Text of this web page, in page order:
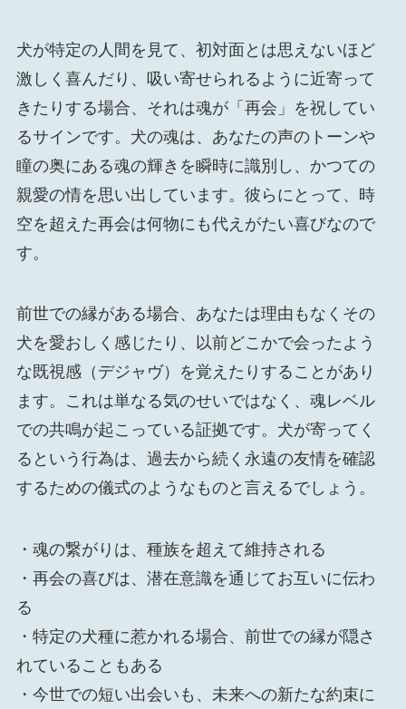
犬が特定の人間を見て、初対面とは思えないほど
激しく喜んだり、吸い寄せられるように近寄って
きたりする場合、それは魂が「再会」を祝してい
るサインです。犬の魂は、あなたの声のトーンや
瞳の奥にある魂の輝きを瞬時に識別し、かつての
親愛の情を思い出しています。彼らにとって、時
空を超えた再会は何物にも代えがたい喜びなので
す。
前世での縁がある場合、あなたは理由もなくその
犬を愛おしく感じたり、以前どこかで会ったよう
な既視感（デジャヴ）を覚えたりすることがあり
ます。これは単なる気のせいではなく、魂レベル
での共鳴が起こっている証拠です。犬が寄ってく
るという行為は、過去から続く永遠の友情を確認
するための儀式のようなものと言えるでしょう。
・魂の繋がりは、種族を超えて維持される
・再会の喜びは、潜在意識を通じてお互いに伝わ
る
・特定の犬種に惹かれる場合、前世での縁が隠さ
れていることもある
・今世での短い出会いも、未来への新たな約束に